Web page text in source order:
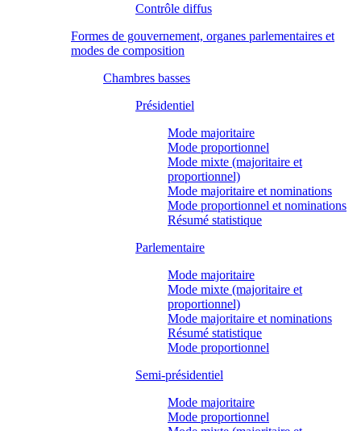
Contrôle diffus
Formes de gouvernement, organes parlementaires et
modes de composition
Chambres basses
Présidentiel
Mode majoritaire
Mode proportionnel
Mode mixte (majoritaire et
proportionnel)
Mode majoritaire et nominations
Mode proportionnel et nominations
Résumé statistique
Parlementaire
Mode majoritaire
Mode mixte (majoritaire et
proportionnel)
Mode majoritaire et nominations
Résumé statistique
Mode proportionnel
Semi-présidentiel
Mode majoritaire
Mode proportionnel